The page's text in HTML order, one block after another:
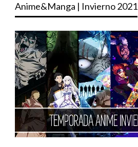
Anime&Manga | Invierno 2021